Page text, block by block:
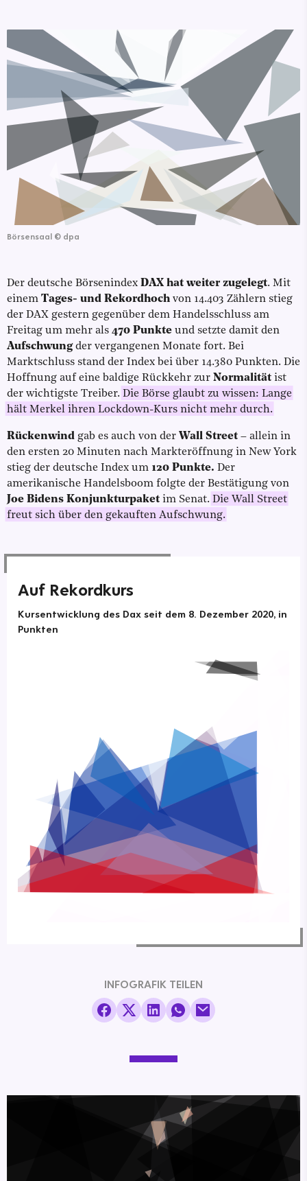
Börsensaal © dpa
Der deutsche Börsenindex DAX hat weiter zugelegt. Mit
einem Tages- und Rekordhoch von 14.403 Zählern stieg
der DAX gestern gegenüber dem Handelsschluss am
Freitag um mehr als 470 Punkte und setzte damit den
Aufschwungder vergangenen Monate fort. Bei
Marktschluss stand der Index bei über 14.380 Punkten. Die
Hoffnung auf eine baldige Rückkehr zur Normalität ist
der wichtigste Treiber. Die Börse glaubt zu wissen: Lange
hält Merkel ihren Lockdown-Kurs nicht mehr durch.
Rückenwind gab es auch von der Wall Street – allein in
den ersten 20 Minuten nach Markteröffnung in New York
stieg der deutsche Index um 120 Punkte. Der
amerikanische Handelsboom folgte der Bestätigung von
Joe Bidens Konjunkturpaket im Senat. Die Wall Street
freut sich über den gekauften Aufschwung.
Auf Rekordkurs
Kursentwicklung des Dax seit dem 8. Dezember 2020, in
Punkten
INFOGRAFIK TEILEN